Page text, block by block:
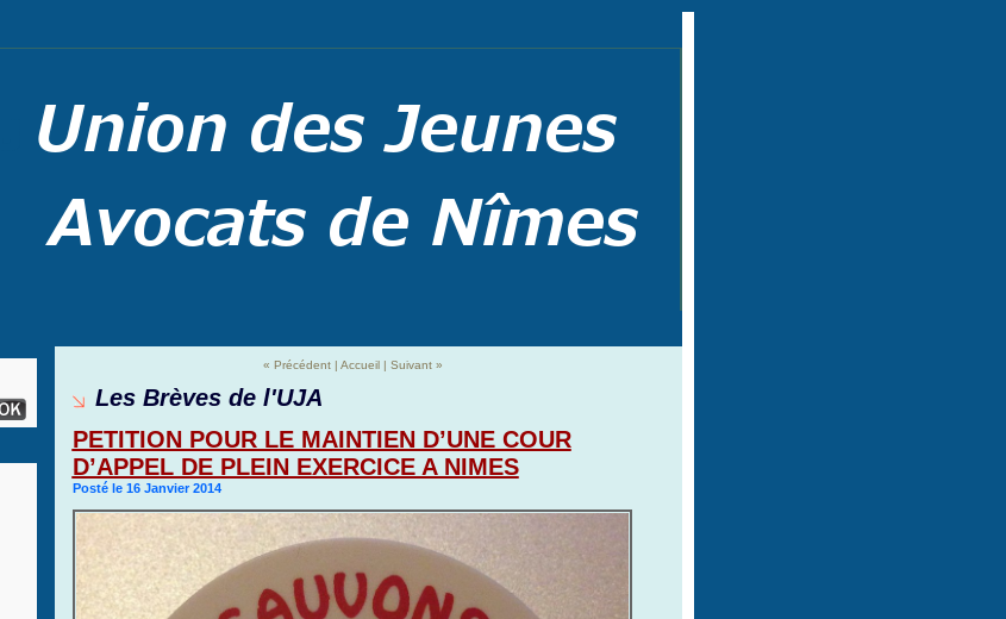
« Précédent | Accueil | Suivant »
Les Brèves de l'UJA
PETITION POUR LE MAINTIEN D’UNE COUR
D’APPEL DE PLEIN EXERCICE A NIMES
Posté le 16 Janvier 2014